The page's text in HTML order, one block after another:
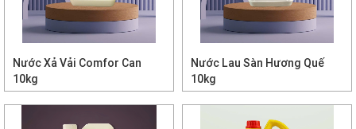
Nước Xả Vải Comfor Can
10kg
Nước Lau Sàn Hương Quế
10kg